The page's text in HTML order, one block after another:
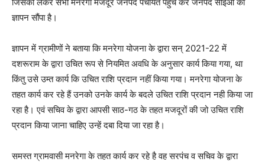
ज्ञापन सौंपा है।
ज्ञापन में ग्रामीणों ने बताया कि मनरेगा योजना के द्वारा सन् 2021-22 में
दशरूराम के द्वारा उचित रूप से नियमित अवधि के अनुसार कार्य किया गया, था
किंतु उसे उम्त कार्य कि उचित राशि प्रदान नहीं किया गया। मनरेगा योजना के
तहत कार्य कर रहे हैं उनको उनके कार्य के बदले उचित राशि प्रदान नही किया जा
रहा है। एवं सचिव के द्वारा आपसी साठ-गठ के तहत मजदूरों की जो उचित राशि
प्रदान किया जाना चाहिए उन्हें दबा दिया जा रहा है।
समस्त ग्रामवासी मनरेगा के तहत कार्य कर रहे है वह सरपंच व सचिव के द्वारा